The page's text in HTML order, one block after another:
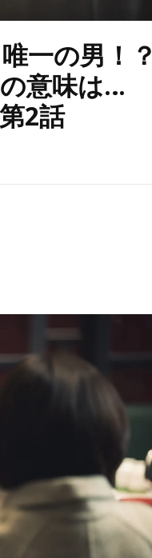
一の男！？
意味は…
2話